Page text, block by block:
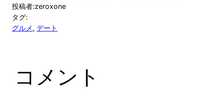
投稿者:zeroxone
タグ:
グルメ, デート
コメント